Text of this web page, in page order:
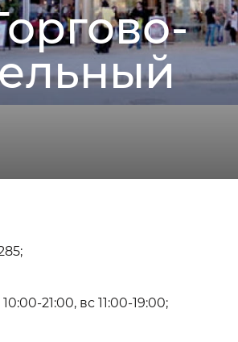
21:00, вс 11:00-19:00;